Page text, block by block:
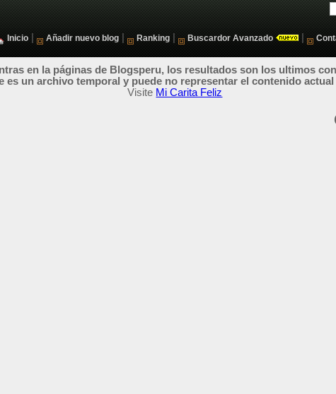
Inicio Añadir nuevo blog Ranking Buscardor Avanzado
en la páginas de Blogsperu, los resultados son los ultimos
es un archivo temporal y puede no representar el contenido
Visite Mi Carita Feliz